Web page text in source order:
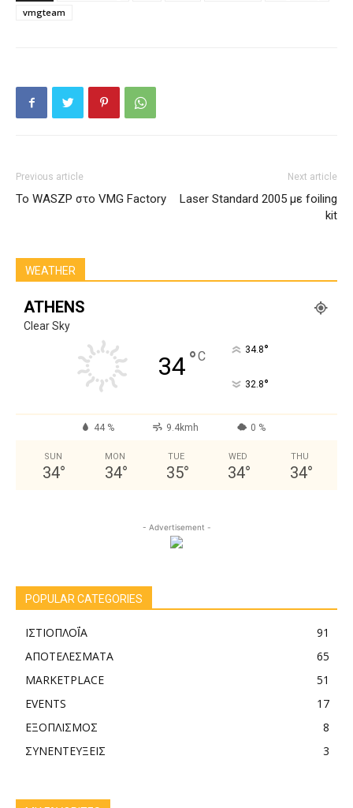
vmgteam
Previous article
To WASZP στο VMG Factory
Next article
Laser Standard 2005 με foiling
kit
WEATHER
ATHENS
Clear Sky
34°C 34.8°
32.8°
44 % 9.4kmh 0 %
SUN
34°
MON
34°
TUE
35°
WED
34°
THU
34°
- Advertisement -
POPULAR CATEGORIES
ΙΣΤΙΟΠΛΟΪ́Α
91
ΑΠΟΤΕΛΕΣΜΑTA
65
MARKETPLACE
51
EVENTS
17
ΕΞΟΠΛΙΣΜΟΣ
8
ΣΥΝΕΝΤΕΥΞΕΙΣ
3